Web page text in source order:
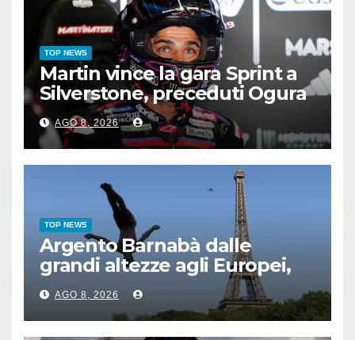
TOP NEWS
Martin vince la gara Sprint a
Silverstone, preceduti Ogura
e Bezzecchi
AGO 8, 2026
TOP NEWS
Argento Barnabà dalle
grandi altezze agli Europei,
bis azzurro dopo Cosetti
AGO 8, 2026